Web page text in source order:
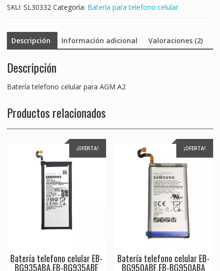
SKU: SL30332 Categoría: Batería para telefono celular
Descripción Información adicional Valoraciones (2)
Descripción
Batería telefono celular para AGM A2
Productos relacionados
¡OFERTA!
Batería telefono celular EB-
BG935ABA,EB-BG935ABE
¡OFERTA!
Batería telefono celular EB-
BG950ABE,EB-BG950ABA